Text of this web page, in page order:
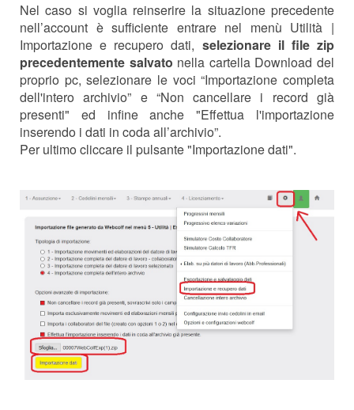
Nel caso si voglia reinserire la situazione precedente
nell’account è sufficiente entrare nel menù Utilità |
Importazione e recupero dati, selezionare il file zip
precedentemente salvato nella cartella Download del
proprio pc, selezionare le voci “Importazione completa
dell'intero archivio” e “Non cancellare i record già
presenti" ed infine anche "Effettua l'importazione
inserendo i dati in coda all’archivio”.
Per ultimo cliccare il pulsante "Importazione dati".